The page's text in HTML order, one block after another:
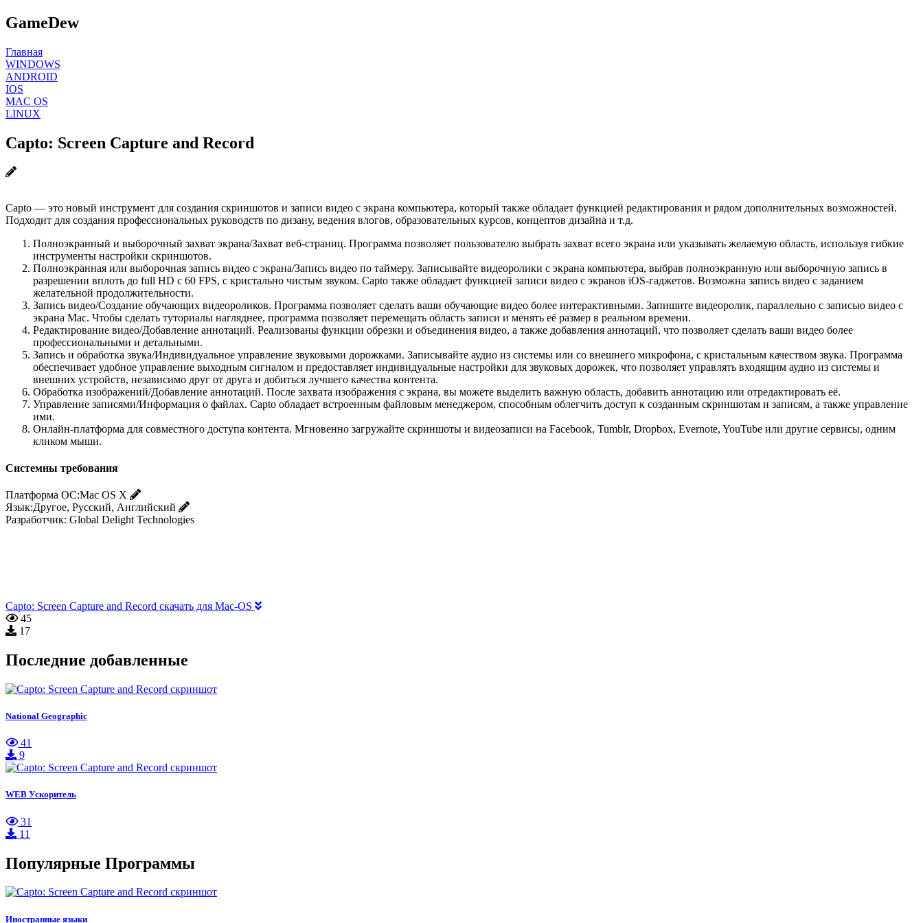
GameDew
Главная
WINDOWS
ANDROID
IOS
MAC OS
LINUX
Capto: Screen Capture and Record
Capto — это новый инструмент для создания скриншотов и записи видео с экрана компьютера, который также обладает функцией редактирования и рядом дополнительных возможностей.
Подходит для создания профессиональных руководств по дизану, ведения влогов, образовательных курсов, концептов дизайна и т.д.
Полноэкранный и выборочный захват экрана/Захват веб-страниц. Программа позволяет пользователю выбрать захват всего экрана или указывать желаемую область, используя гибкие
инструменты настройки скриншотов.
Полноэкранная или выборочная запись видео с экрана/Запись видео по таймеру. Записывайте видеоролики с экрана компьютера, выбрав полноэкранную или выборочную запись в
разрешении вплоть до full HD с 60 FPS, с кристально чистым звуком. Capto также обладает функцией записи видео с экранов iOS-гаджетов. Возможна запись видео с заданием
желательной продолжительности.
Запись видео/Создание обучающих видеороликов. Программа позволяет сделать ваши обучающие видео более интерактивными. Запишите видеоролик, параллельно с записью видео с
экрана Mac. Чтобы сделать туториалы нагляднее, программа позволяет перемещать область записи и менять её размер в реальном времени.
Редактирование видео/Добавление аннотаций. Реализованы функции обрезки и объединения видео, а также добавления аннотаций, что позволяет сделать ваши видео более
профессиональными и детальными.
Запись и обработка звука/Индивидуальное управление звуковыми дорожками. Записывайте аудио из системы или со внешнего микрофона, с кристальным качеством звука. Программа
обеспечивает удобное управление выходным сигналом и предоставляет индивидуальные настройки для звуковых дорожек, что позволяет управлять входящим аудио из системы и
внешних устройств, независимо друг от друга и добиться лучшего качества контента.
Обработка изображений/Добавление аннотаций. После захвата изображения с экрана, вы можете выделить важную область, добавить аннотацию или отредактировать её.
Управление записями/Информация о файлах. Capto обладает встроенным файловым менеджером, способным облегчить доступ к созданным скриншотам и записям, а также управление
ими.
Онлайн-платформа для совместного доступа контента. Мгновенно загружайте скриншоты и видеозаписи на Facebook, Tumblr, Dropbox, Evernote, YouTube или другие сервисы, одним
кликом мыши.
Системны требования
Платформа ОС:Mac OS X
Язык:Другое, Русский, Английский
Разработчик: Global Delight Technologies
Capto: Screen Capture and Record скачать для Mac-OS
45
17
Последние добавленные
National Geographic
41
9
WEB Ускоритель
31
11
Популярные Программы
Иностранные языки